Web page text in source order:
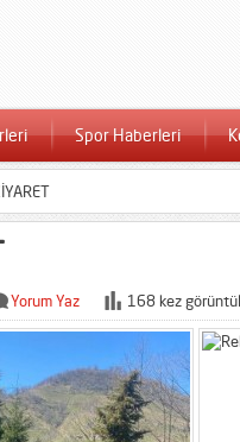
Spor Haberleri
Yorum Yaz 168 kez